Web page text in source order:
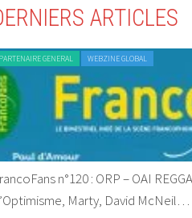
ARTICLES
GENERAL WEBZINE GLOBAL
n°120 : ORP – OAI
Marty, David McNeil…